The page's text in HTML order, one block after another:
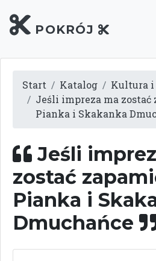
POKRÓJ
Start Katalog
Kultura i
Jeśli impreza ma zostać
Pianka i Skakanka
Jeśli
zostać
Pianka i
Dmuchańce